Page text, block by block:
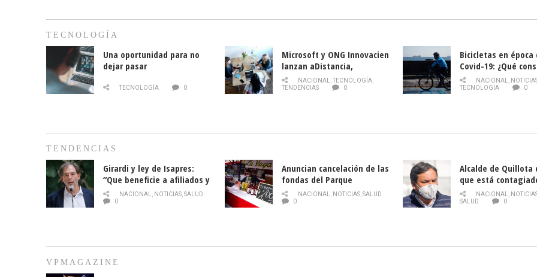
TECNOLOGÍA
Una oportunidad para no
dejar pasar
TECNOLOGÍA 0
Microsoft y ONG Innovacien
lanzan aDistancia,
plataforma con cursos
gratuitos online sobre
NACIONAL,TECNOLOGÍA,
TENDENCIAS
0
Bicicletas en época
Covid-19: ¿Qué
momento de
NACIONAL,
TECNOLOGÍA
0
TENDENCIAS
Girardi y ley de Isapres:
“Que beneficie a afiliados y
no legalice el abuso”
NACIONAL, NOTICIAS,SALUD
0
Anuncian cancelación de las
fondas del Parque
O’Higgins debido al
coronavirus
NACIONAL, NOTICIAS,SALUD
0
Alcalde de Quillota
que está
COVID-19
NACIONAL,
SALUD
0
VPMAGAZINE